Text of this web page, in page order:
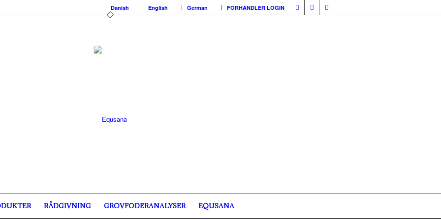
Danish English German FORHANDLER LOGIN
RÅDGIVNING GROVFODERANALYSER EQUSANA